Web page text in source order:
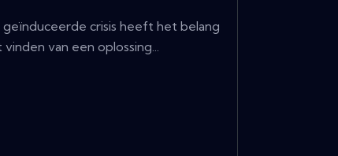
crisis heeft het belang
van een oplossing...